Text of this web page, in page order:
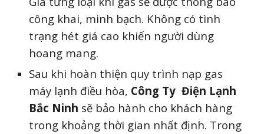
công khai, minh bạch. Không có tình
trạng hét giá cao khiến người dùng
hoang mang.
Sau khi hoàn thiện quy trình nạp gas
máy lạnh điều hòa, Công Ty Điện Lạnh
Bắc Ninh sẽ bảo hành cho khách hàng
trong khoảng thời gian nhất định. Trong